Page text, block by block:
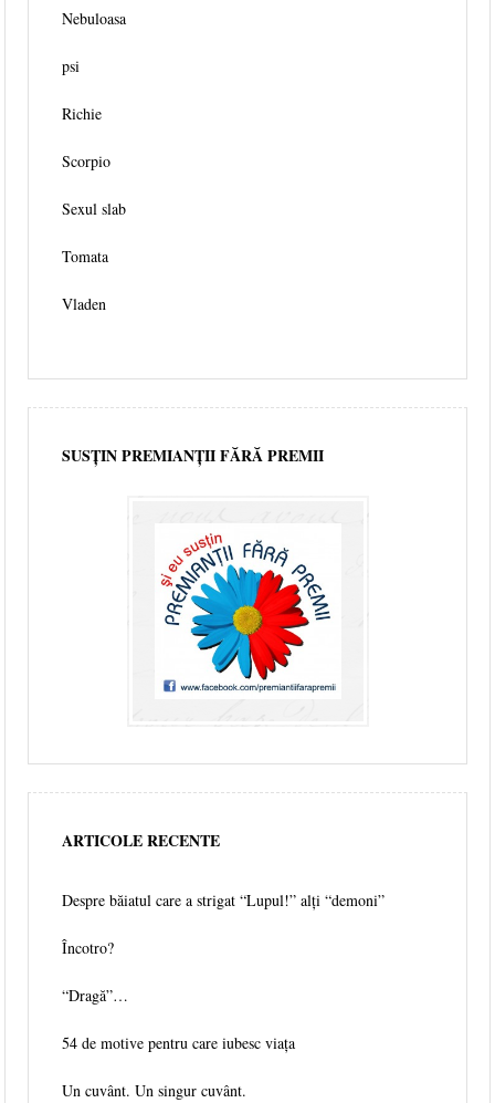
Nebuloasa
psi
Richie
Scorpio
Sexul slab
Tomata
Vladen
SUSȚIN PREMIANȚII FĂRĂ PREMII
ARTICOLE RECENTE
Despre băiatul care a strigat “Lupul!” alți “demoni”
Încotro?
“Dragă”…
54 de motive pentru care iubesc viața
Un cuvânt. Un singur cuvânt.